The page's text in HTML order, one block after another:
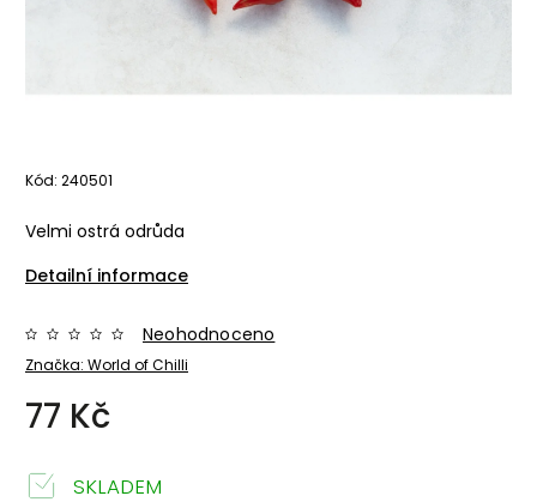
Kód: 240501
Velmi ostrá odrůda
Detailní informace
Značka: World of Chilli
Neohodnoceno
77 Kč
SKLADEM